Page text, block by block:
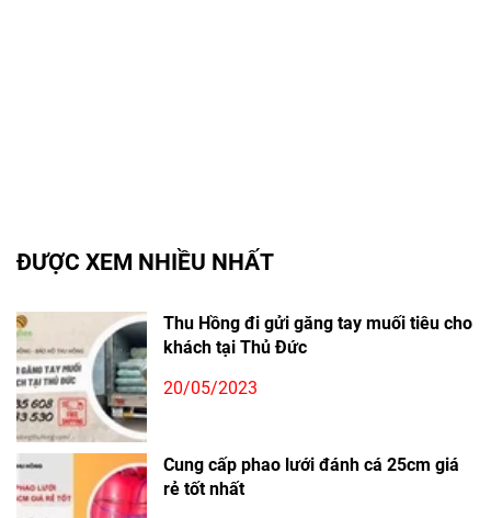
ĐƯỢC XEM NHIỀU NHẤT
Thu Hồng đi gửi găng tay muối tiêu cho
khách tại Thủ Đức
20/05/2023
Cung cấp phao lưới đánh cá 25cm giá
rẻ tốt nhất